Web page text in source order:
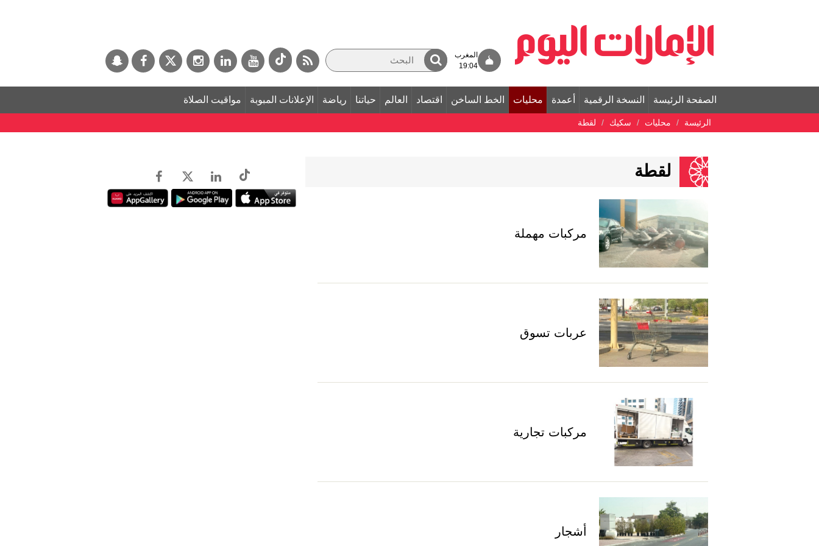
المغرب
19:04
الصفحة الرئيسة النسخة الرقمية أعمدة محليات الخط الساخن اقتصاد العالم حياتنا رياضة الإعلانات المبوبة مواقيت الصلاة
الرئيسة محليات سكيك لقطة
لقطة
مركبات مهملة
عربات تسوق
مركبات تجارية
أشجار